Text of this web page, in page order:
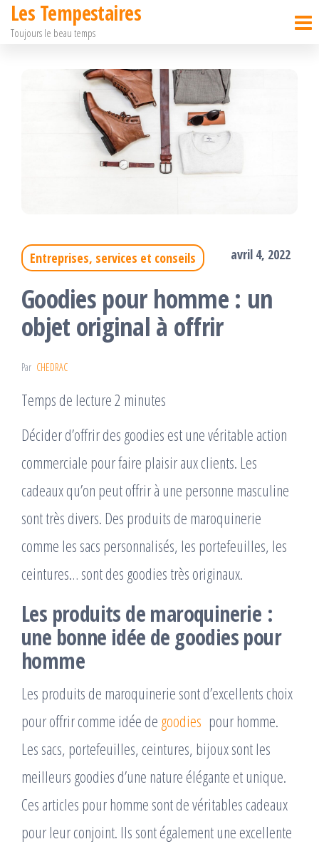
Passer
Les Tempestaires
Toujours le beau temps
Entreprises, services et conseils avril 4, 2022
Goodies pour homme : un
objet original à offrir
Par CHEDRAC
Temps de lecture 2 minutes
Décider d’offrir des goodies est une véritable action
commerciale pour faire plaisir aux clients. Les
cadeaux qu’on peut offrir à une personne masculine
sont très divers. Des produits de maroquinerie
comme les sacs personnalisés, les portefeuilles, les
ceintures… sont des goodies très originaux.
Les produits de maroquinerie :
une bonne idée de goodies pour
homme
Les produits de maroquinerie sont d’excellents choix
pour offrir comme idée de goodies pour homme.
Les sacs, portefeuilles, ceintures, bijoux sont les
meilleurs goodies d’une nature élégante et unique.
Ces articles pour homme sont de véritables cadeaux
pour leur conjoint. Ils sont également une excellente